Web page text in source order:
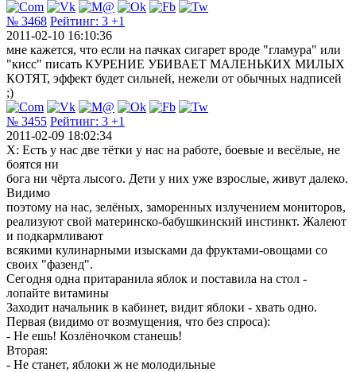
№ 3468 Рейтинг: 3 +1
2011-02-10 16:10:36
мне кажется, что если на пачках сигарет вроде "гламура" или
"кисс" писать КУРЕНИЕ УБИВАЕТ МАЛЕНЬКИХ МИЛЫХ
КОТЯТ, эффект будет сильней, нежели от обычных надписей
;)
№ 3455 Рейтинг: 3 +1
2011-02-09 18:02:34
Х: Есть у нас две тётки у нас на работе, боевые и весёлые, не
боятся ни
бога ни чёрта лысого. Дети у них уже взрослые, живут далеко.
Видимо
поэтому на нас, зелёных, заморенных излучением мониторов,
реализуют свой материнско-бабушкинский инстинкт. Жалеют
и подкармливают
всякими кулинарными изысками да фруктами-овощами со
своих "фазенд".
Сегодня одна притаранила яблок и поставила на стол -
лопайте витамины
Заходит начальник в кабинет, видит яблоки - хвать одно.
Первая (видимо от возмущения, что без спроса):
- Не ешь! Козлёночком станешь!
Вторая:
- Не станет, яблоки ж не молодильные